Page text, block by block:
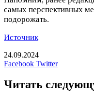
самых перспективных
подорожать.
Источник
24.09.2024
Facebook TwitterLinkedIn
Tumblr
Reddit
Вконтакте
Skype
Messenger
Messenger
WhatsApp
Telegram
Viber
Line
Печатать
Читать